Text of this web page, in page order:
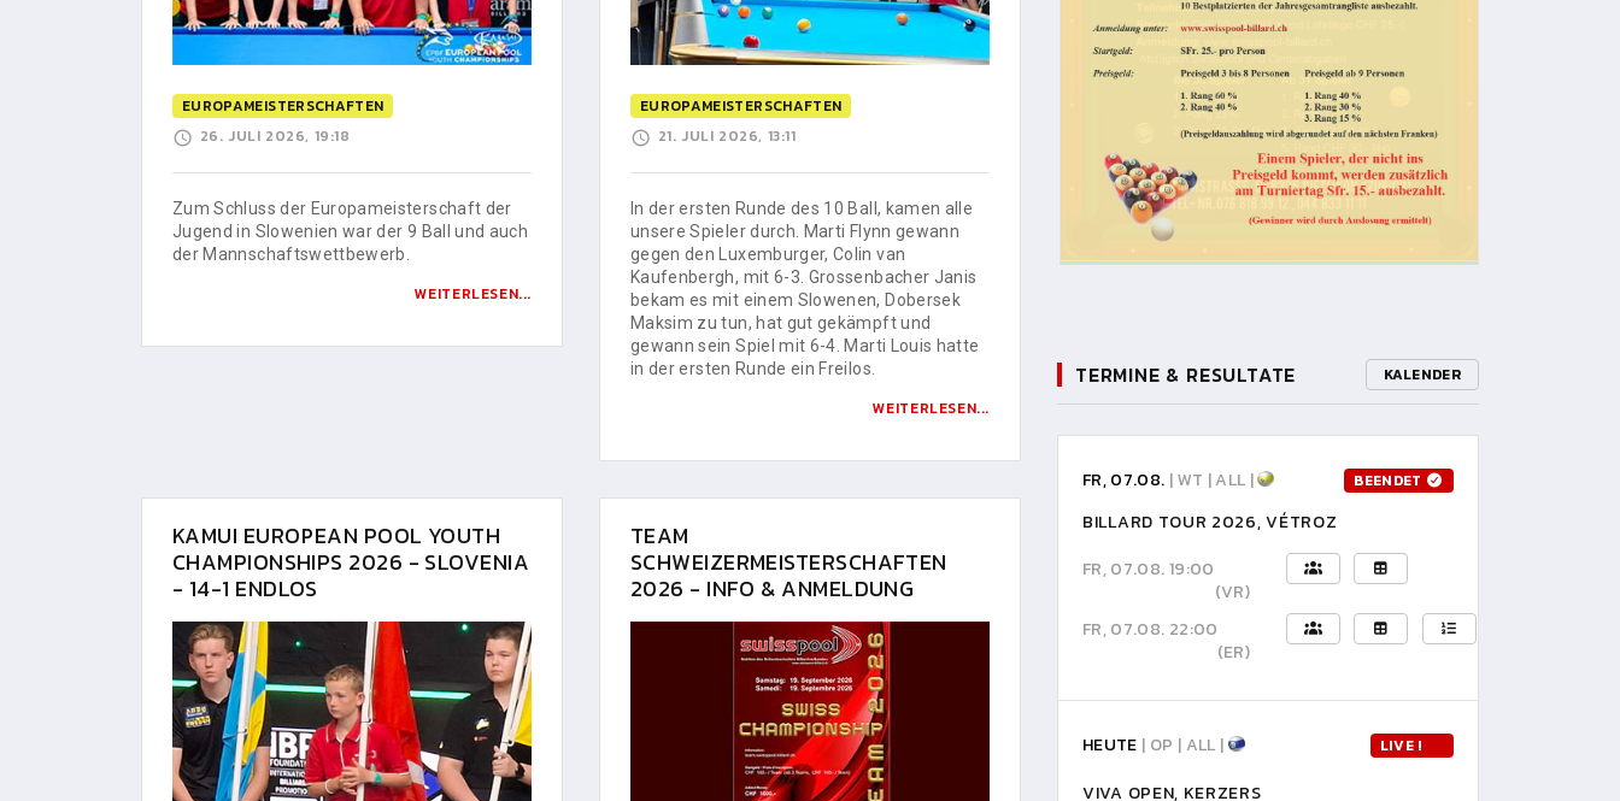
EUROPAMEISTERSCHAFTEN
26. JULI 2026, 19:18
Zum Schluss der Europameisterschaft der
Jugend in Slowenien war der 9 Ball und auch
der Mannschaftswettbewerb.
WEITERLESEN...
EUROPAMEISTERSCHAFTEN
21. JULI 2026, 13:11
In der ersten Runde des 10 Ball, kamen alle
unsere Spieler durch. Marti Flynn gewann
gegen den Luxemburger, Colin van
Kaufenbergh, mit 6-3. Grossenbacher Janis
bekam es mit einem Slowenen, Dobersek
Maksim zu tun, hat gut gekämpft und
gewann sein Spiel mit 6-4. Marti Louis hatte
in der ersten Runde ein Freilos.
WEITERLESEN...
KAMUI EUROPEAN POOL YOUTH
CHAMPIONSHIPS 2026 - SLOVENIA
- 14-1 ENDLOS
TEAM
SCHWEIZERMEISTERSCHAFTEN
2026 - INFO & ANMELDUNG
TERMINE & RESULTATE KALENDER
FR, 07.08. | WT | ALL | BEENDET
BILLARD TOUR 2026, VÉTROZ
FR, 07.08. 19:00
(VR)
FR, 07.08. 22:00
(ER)
HEUTE | OP | ALL | LIVE !
VIVA OPEN, KERZERS